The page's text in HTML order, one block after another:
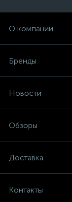
О компании
Бренды
Новости
Обзоры
Доставка
Контакты